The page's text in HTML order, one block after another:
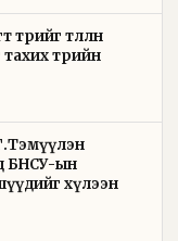
төлөөлөн
төрийн
БНСУ-ын
хүлээн